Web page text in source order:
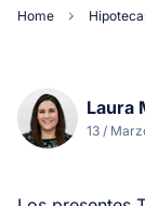
Home
Laura
13 /